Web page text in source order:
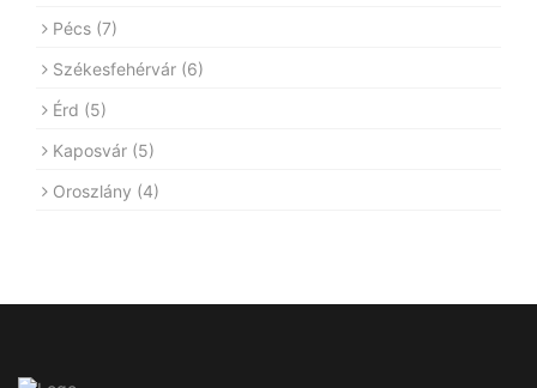
Pécs (7)
Székesfehérvár (6)
Érd (5)
Kaposvár (5)
Oroszlány (4)